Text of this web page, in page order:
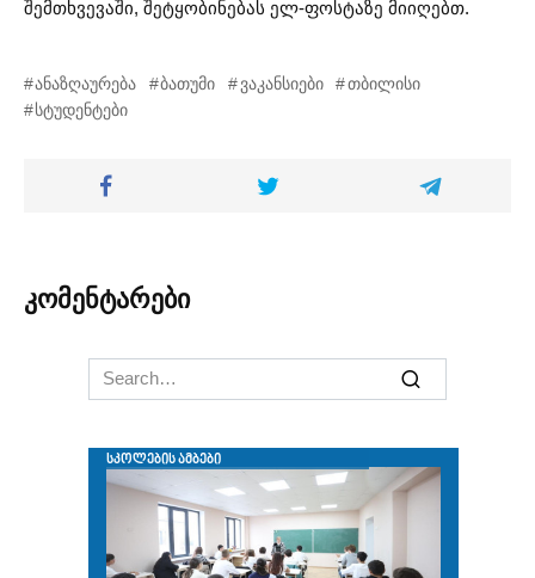
შემთხვევაში, შეტყობინებას ელ-ფოსტაზე მიიღებთ.
ანაზღაურება ბათუმი ვაკანსიები
თბილისი
სტუდენტები
კომენტარები
Search
for: